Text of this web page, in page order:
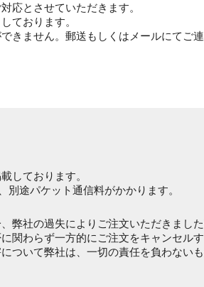
応とさせていただきます。
ております。
きません。郵送もしくはメールにてご連
しております。
途パケット通信料がかかります。
弊社の過失によりご注文いただきまし
関わらず一方的にご注文をキャンセルす
ついて弊社は、一切の責任を負わないも